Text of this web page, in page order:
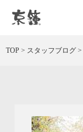
TOP > スタッフブログ >